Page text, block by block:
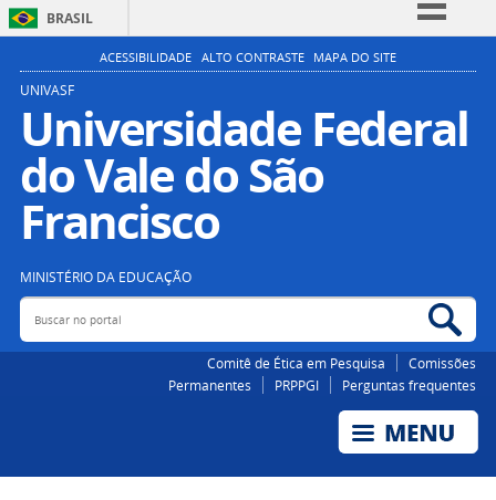
BRASIL
Simplifique!
Participe
Acesso à informação
Legislação
ACESSIBILIDADE ALTO CONTRASTE MAPA DO SITE
UNIVASF
Universidade Federal
do Vale do São
Francisco
MINISTÉRIO DA EDUCAÇÃO
Buscar no portal
Comitê de Ética em Pesquisa
Comissões
Permanentes
PRPPGI Perguntas frequentes